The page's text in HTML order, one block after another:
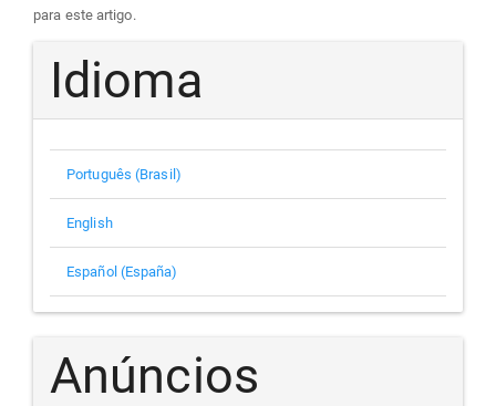
para este artigo.
Idioma
Português (Brasil)
English
Español (España)
Anúncios